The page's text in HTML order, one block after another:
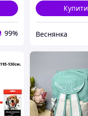
99%
Купити
Веснянка